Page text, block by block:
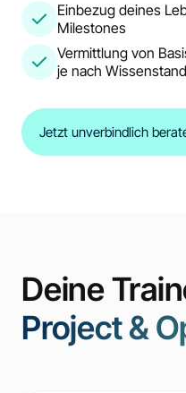
Einbezug deines
Milestones
Vermittlung von
je nach Wissenstand
Jetzt unverbindlich
Deine
Project &